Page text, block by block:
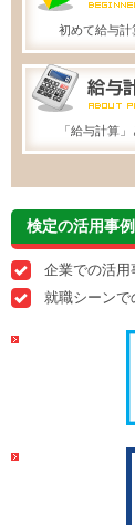
初めて給与
「給与計算
検定の活用事例
企業での活用
就職シーンで